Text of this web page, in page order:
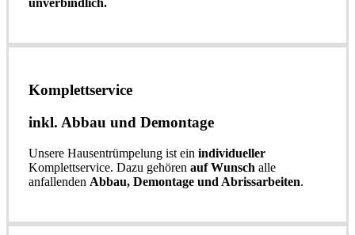
Komplettservice​
inkl. Abbau und Demontage​
Unsere Hausentrümpelung ist ein individueller
Komplettservice. Dazu gehören auf Wunsch alle
anfallenden Abbau, Demontage und Abrissarbeiten.